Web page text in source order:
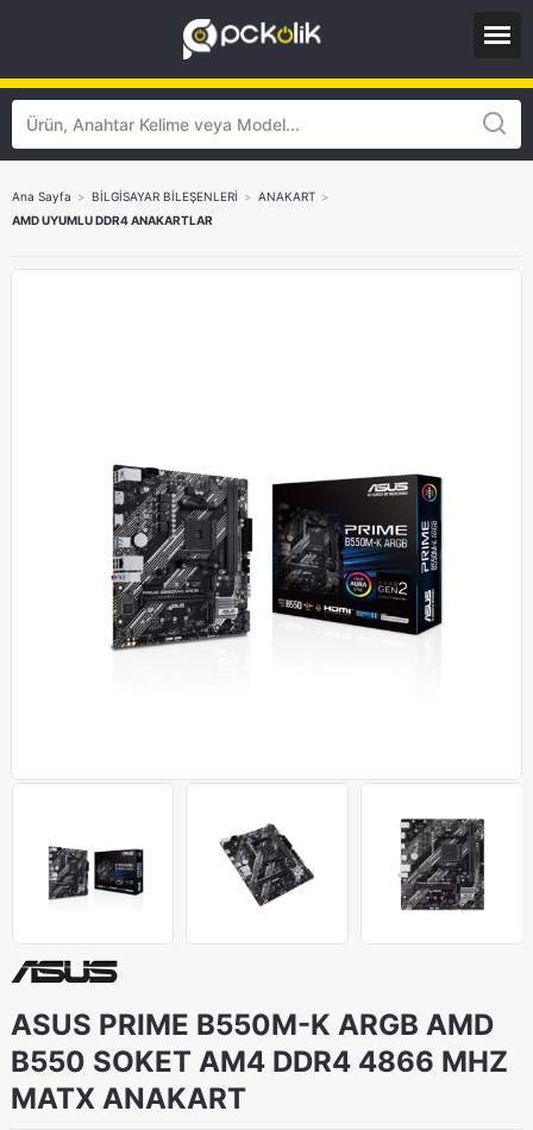
Ana Sayfa > BİLGİSAYAR BİLEŞENLERİ > ANAKART >
AMD UYUMLU DDR4 ANAKARTLAR
ASUS PRIME B550M-K ARGB AMD
B550 SOKET AM4 DDR4 4866 MHZ
MATX ANAKART